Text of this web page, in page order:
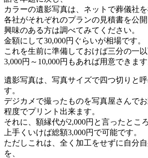
カラーの遺影写真は、ネットで葬儀社を
各社がそれぞれのプランの見積書を公開
興味のある方は調べてみてください。
金額にして30,000円ぐらいが相場です。
これを生前に準備しておけば三分の一以
3,000円～10,000円もあれば用意できます
遺影写真は、写真サイズで四つ切りと
す。
デジカメで撮ったものを写真屋さんで
程度でプリント出来ます。
それに、額縁代が2,000円と言ったとこ
上手くいけば総額3,000円で可能です。
ただしこれは、全く加工をせずに自分
を、